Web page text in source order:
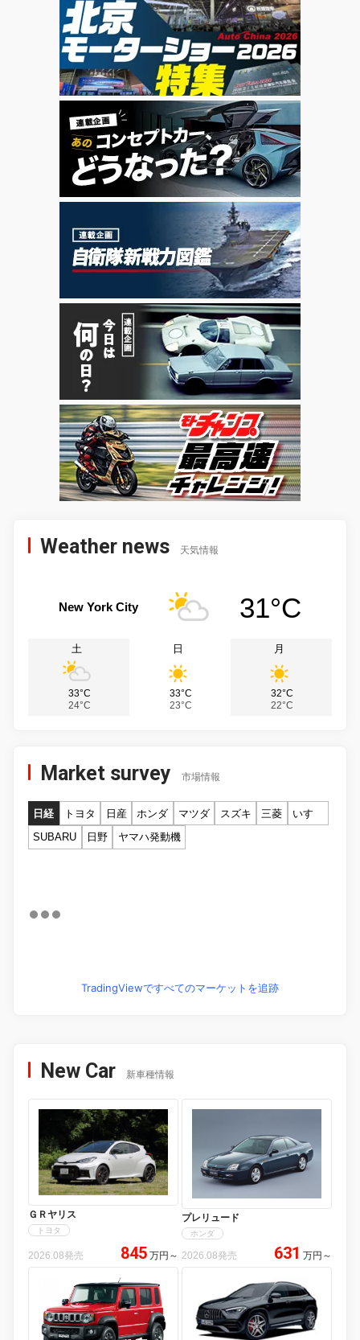
Weather news 天気情報
New York City 31°C
土
33°C
24°C
日
33°C
23°C
月
32°C
22°C
Market survey 市場情報
日経 トヨタ 日産 ホンダ マツダ スズキ 三菱
いすゞ
SUBARU
日野 ヤマハ発動機
TradingViewですべてのマーケットを追跡
New Car 新車種情報
ＧＲヤリス
トヨタ
2026.08発売 845 万円 ～
プレリュード
ホンダ
2026.08発売 631 万円 ～